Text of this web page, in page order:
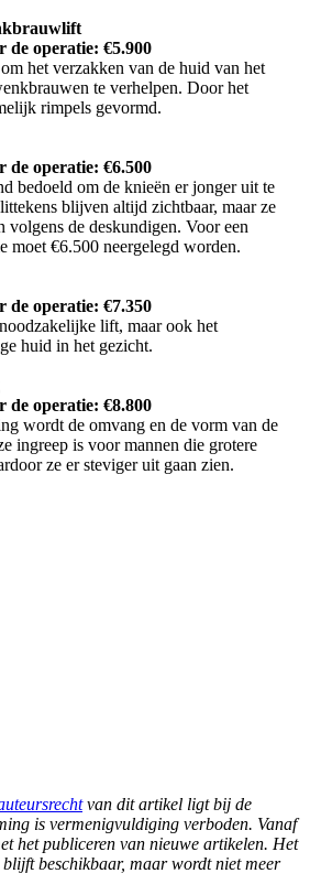
de operatie: €5.900
het verzakken van de huid van het
te verhelpen. Door het
rimpels gevormd.
de operatie: €6.500
bedoeld om de knieën er jonger uit te
blijven altijd zichtbaar, maar ze
volgens de deskundigen. Voor een
moet €6.500 neergelegd worden.
de operatie: €7.350
lift, maar ook het
huid in het gezicht.
de operatie: €8.800
wordt de omvang en de vorm van de
ingreep is voor mannen die grotere
ze er steviger uit gaan zien.
van dit artikel ligt bij de
is vermenigvuldiging verboden. Vanaf
het publiceren van nieuwe artikelen. Het
beschikbaar, maar wordt niet meer